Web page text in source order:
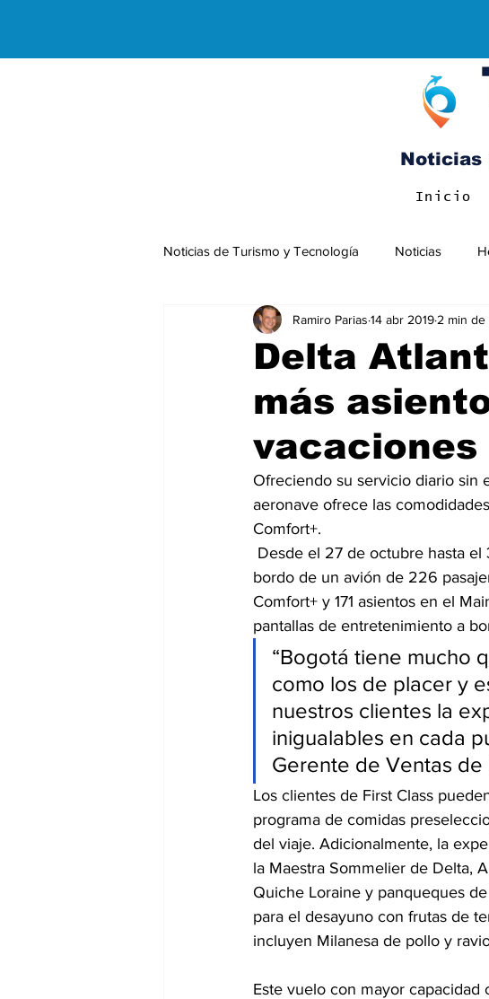
Noticias
Inicio
Noticias de Turismo y Tecnología Noticias
Negocios Internacionales
Delta
más
vacaciones
Ramiro Parias 14 abr 2019 2 min de
Ofreciendo su servicio diario sin
aeronave ofrece las
Comfort+.
bordo de un avión de 226
Comfort+ y 171 asientos en el
pantallas de entretenimiento a
“Bogotá tiene mucho
como los de placer y
nuestros clientes la
inigualables en cada
Gerente de Ventas de
Los clientes de First Class
programa de comidas
del viaje. Adicionalmente, la
la Maestra Sommelier de Delta,
Quiche Loraine y panqueques
para el desayuno con frutas de
incluyen Milanesa de pollo y
Este vuelo con mayor